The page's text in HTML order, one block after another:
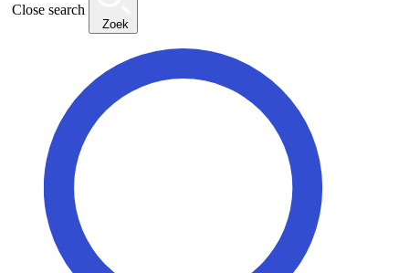
Close search
Zoek